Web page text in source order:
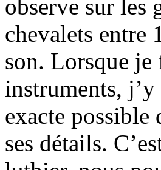
observe sur les
chevalets entre
son. Lorsque je
instruments, j’y
exacte
ses détails.